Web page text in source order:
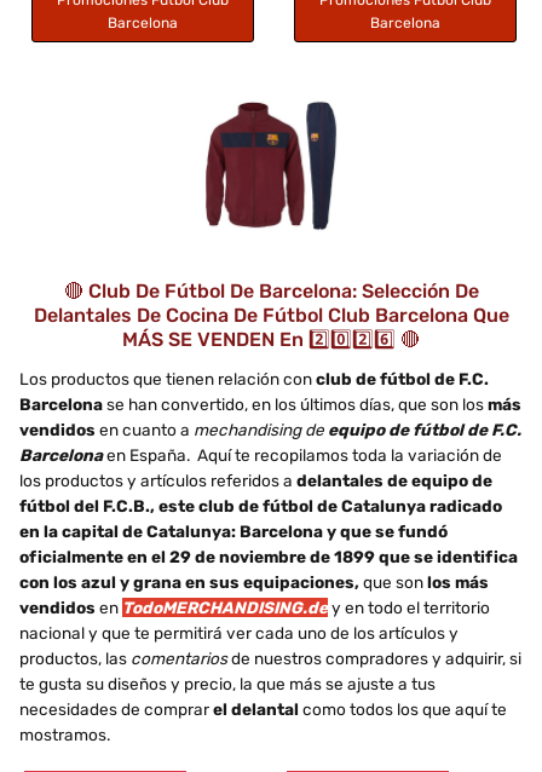
Barcelona
Barcelona
🔴 Club De Fútbol De Barcelona: Selección De
Delantales De Cocina De Fútbol Club Barcelona Que
MÁS SE VENDEN En 2️⃣0️⃣2️⃣6️⃣ 🔴
Los productos que tienen relación conclub de fútbol de F.C.
Barcelonase han convertido, en los últimos días, que son losmás
vendidos en cuanto a mechandising de equipo de fútbol de F.C.
Barcelonaen España. Aquí te recopilamos toda la variación de
los productos y artículos referidos a delantales de equipo de
fútbol del F.C.B., este club de fútbol de Catalunya radicado
en la capital de Catalunya: Barcelona y que se fundó
oficialmente en el 29 de noviembre de 1899 que se identifica
con los azul y grana en sus equipaciones, que sonlos más
vendidos en TodoMERCHANDISING.dey en todo el territorio
nacional y que te permitirá ver cada uno de los artículos y
productos, las comentariosde nuestros compradores y adquirir, si
te gusta su diseños y precio, la que más se ajuste a tus
necesidades de comprarel delantal como todos los que aquí te
mostramos.